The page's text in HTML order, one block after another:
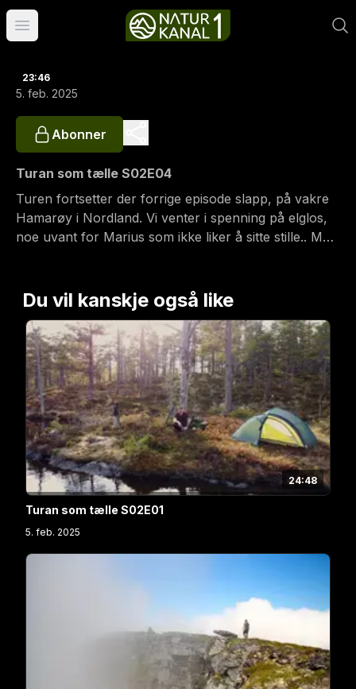
Åpne hovedmeny
23:46
5. feb. 2025
Abonner
Turan som tælle S02E04
Turen fortsetter der forrige episode slapp, på vakre
Hamarøy i Nordland. Vi venter i spenning på elglos,
noe uvant for Marius som ikke liker å sitte stille.. Men
Du vil kanskje også like
24:48
Turan som tælle S02E01
5. feb. 2025